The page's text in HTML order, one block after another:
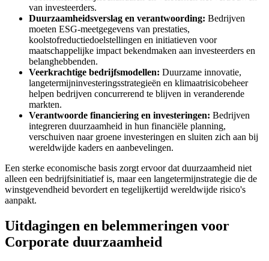
van investeerders.
Duurzaamheidsverslag en verantwoording: Bedrijven
moeten ESG-meetgegevens van prestaties,
koolstofreductiedoelstellingen en initiatieven voor
maatschappelijke impact bekendmaken aan investeerders en
belanghebbenden.
Veerkrachtige bedrijfsmodellen: Duurzame innovatie,
langetermijninvesteringsstrategieën en klimaatrisicobeheer
helpen bedrijven concurrerend te blijven in veranderende
markten.
Verantwoorde financiering en investeringen: Bedrijven
integreren duurzaamheid in hun financiële planning,
verschuiven naar groene investeringen en sluiten zich aan bij
wereldwijde kaders en aanbevelingen.
Een sterke economische basis zorgt ervoor dat duurzaamheid niet
alleen een bedrijfsinitiatief is, maar een langetermijnstrategie die de
winstgevendheid bevordert en tegelijkertijd wereldwijde risico's
aanpakt.
Uitdagingen en belemmeringen voor
Corporate duurzaamheid